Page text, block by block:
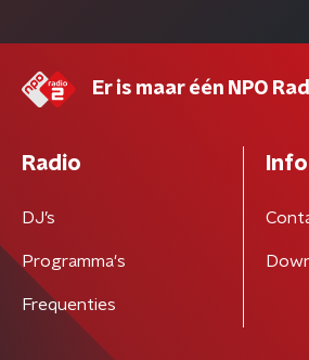
Er is maar één NPO
Radio
DJ’s
Programma's
Frequenties
Info